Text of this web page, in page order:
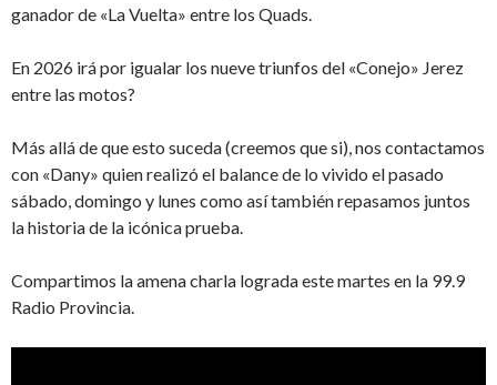
ganador de «La Vuelta» entre los Quads.
En 2026 irá por igualar los nueve triunfos del «Conejo» Jerez
entre las motos?
Más allá de que esto suceda (creemos que si), nos contactamos
con «Dany» quien realizó el balance de lo vivido el pasado
sábado, domingo y lunes como así también repasamos juntos
la historia de la icónica prueba.
Compartimos la amena charla lograda este martes en la 99.9
Radio Provincia.